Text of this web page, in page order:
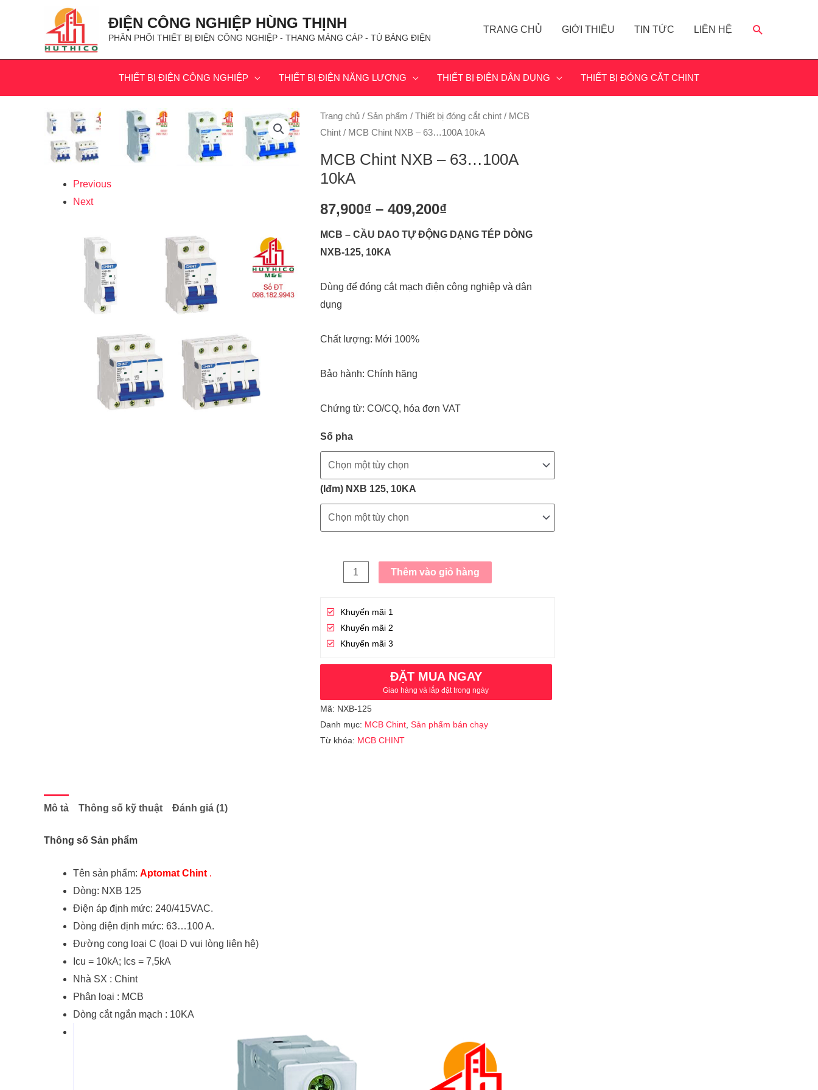
ĐIỆN CÔNG NGHIỆP HÙNG THỊNH
PHÂN PHỐI THIẾT BỊ ĐIỆN CÔNG NGHIỆP - THANG MÁNG CÁP - TỦ BẢNG ĐIỆN
TRANG CHỦ GIỚI THIỆU TIN TỨC LIÊN HỆ
THIẾT BỊ ĐIỆN CÔNG NGHIỆP THIẾT BỊ ĐIỆN NĂNG LƯỢNG THIẾT BỊ ĐIỆN DÂN DỤNG THIẾT BỊ ĐÓNG CẮT CHINT
Previous
Next
Trang chủ/ Sản phẩm / Thiết bị đóng cắt chint/ MCB
Chint/ MCB Chint NXB – 63…100A 10kA
MCB Chint NXB – 63…100A
10kA
87,900₫– 409,200₫
MCB – CẦU DAO TỰ ĐỘNG DẠNG TÉP DÒNG
NXB-125, 10KA
Dùng để đóng cắt mạch điện công nghiệp và dân
dụng
Chất lượng: Mới 100%
Bảo hành: Chính hãng
Chứng từ: CO/CQ, hóa đơn VAT
Số pha
(Iđm) NXB 125, 10KA
Thêm vào giỏ hàng
Khuyến mãi 1
Khuyến mãi 2
Khuyến mãi 3
ĐẶT MUA NGAY
Giao hàng và lắp đặt trong ngày
Mã: NXB-125
Danh mục: MCB Chint, Sản phẩm bán chạy
Từ khóa: MCB CHINT
Mô tả Thông số kỹ thuật Đánh giá (1)
Thông số Sản phẩm
Tên sản phẩm: Aptomat Chint .
Dòng: NXB 125
Điện áp định mức: 240/415VAC.
Dòng điện định mức: 63…100 A.
Đường cong loại C (loại D vui lòng liên hệ)
Icu = 10kA; Ics = 7,5kA
Nhà SX : Chint
Phân loại : MCB
Dòng cắt ngắn mạch : 10KA